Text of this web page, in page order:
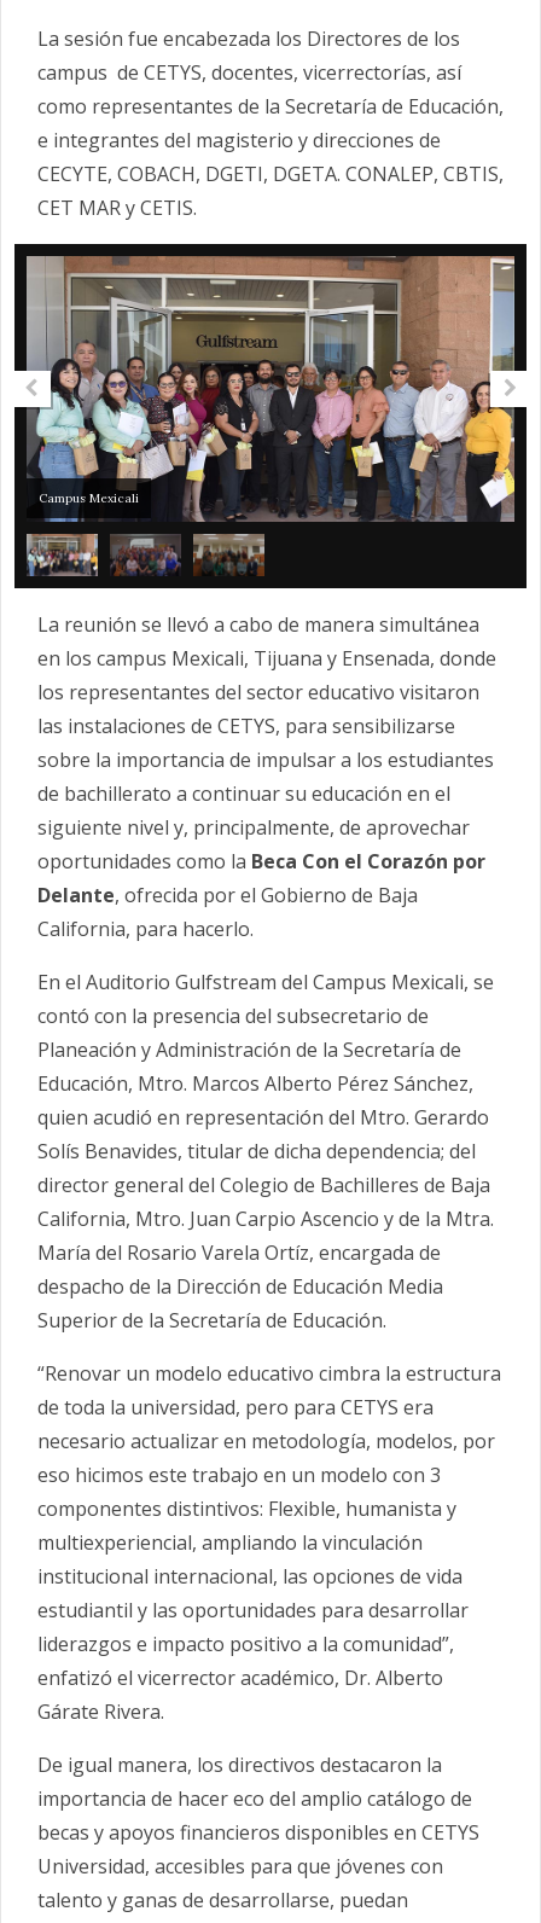
La sesión fue encabezada los Directores de los
campus de CETYS, docentes, vicerrectorías, así
como representantes de la Secretaría de Educación,
e integrantes del magisterio y direcciones de
CECYTE, COBACH, DGETI, DGETA. CONALEP, CBTIS,
CET MAR y CETIS.
Campus Mexicali
La reunión se llevó a cabo de manera simultánea
en los campus Mexicali, Tijuana y Ensenada, donde
los representantes del sector educativo visitaron
las instalaciones de CETYS, para sensibilizarse
sobre la importancia de impulsar a los estudiantes
de bachillerato a continuar su educación en el
siguiente nivel y, principalmente, de aprovechar
oportunidades como la Beca Con el Corazón por
Delante, ofrecida por el Gobierno de Baja
California, para hacerlo.
En el Auditorio Gulfstream del Campus Mexicali, se
contó con la presencia del subsecretario de
Planeación y Administración de la Secretaría de
Educación, Mtro. Marcos Alberto Pérez Sánchez,
quien acudió en representación del Mtro. Gerardo
Solís Benavides, titular de dicha dependencia; del
director general del Colegio de Bachilleres de Baja
California, Mtro. Juan Carpio Ascencio y de la Mtra.
María del Rosario Varela Ortíz, encargada de
despacho de la Dirección de Educación Media
Superior de la Secretaría de Educación.
“Renovar un modelo educativo cimbra la estructura
de toda la universidad, pero para CETYS era
necesario actualizar en metodología, modelos, por
eso hicimos este trabajo en un modelo con 3
componentes distintivos: Flexible, humanista y
multiexperiencial, ampliando la vinculación
institucional internacional, las opciones de vida
estudiantil y las oportunidades para desarrollar
liderazgos e impacto positivo a la comunidad”,
enfatizó el vicerrector académico, Dr. Alberto
Gárate Rivera.
De igual manera, los directivos destacaron la
importancia de hacer eco del amplio catálogo de
becas y apoyos financieros disponibles en CETYS
Universidad, accesibles para que jóvenes con
talento y ganas de desarrollarse, puedan